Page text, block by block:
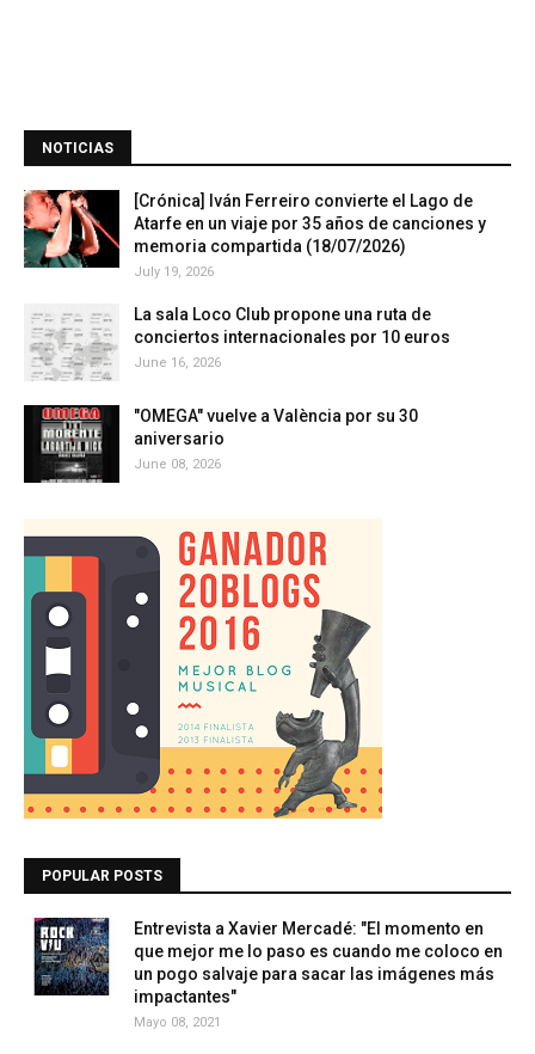
NOTICIAS
[Crónica] Iván Ferreiro convierte el Lago de
Atarfe en un viaje por 35 años de canciones y
memoria compartida (18/07/2026)
July 19, 2026
La sala Loco Club propone una ruta de
conciertos internacionales por 10 euros
June 16, 2026
"OMEGA" vuelve a València por su 30
aniversario
June 08, 2026
POPULAR POSTS
Entrevista a Xavier Mercadé: "El momento en
que mejor me lo paso es cuando me coloco en
un pogo salvaje para sacar las imágenes más
impactantes"
Mayo 08, 2021